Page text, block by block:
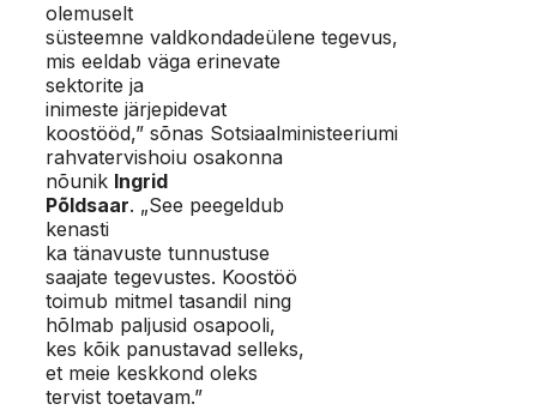
olemuselt
süsteemne valdkondadeülene tegevus,
mis eeldab väga erinevate
sektorite ja
inimeste järjepidevat
koostööd,” sõnas Sotsiaalministeeriumi
rahvatervishoiu osakonna
nõunik Ingrid
Põldsaar. „See peegeldub
kenasti
ka tänavuste tunnustuse
saajate tegevustes. Koostöö
toimub mitmel tasandil ning
hõlmab paljusid osapooli,
kes kõik panustavad selleks,
et meie keskkond oleks
tervist toetavam.”